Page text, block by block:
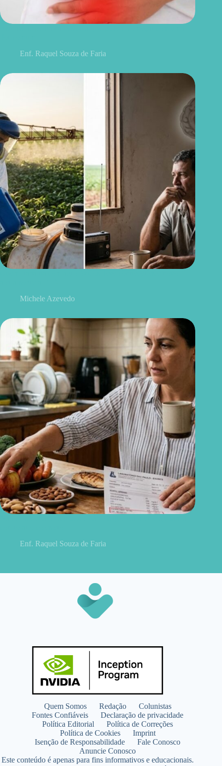
Enf. Raquel Souza de Faria
Michele Azevedo
Enf. Raquel Souza de Faria
Quem Somos Redação
Colunistas
Fontes Confiáveis
Declaração de privacidade
Política Editorial
Política de Correções
Política de Cookies
Imprint
Isenção de Responsabilidade
Fale Conosco
Anuncie Conosco
Este conteúdo é apenas para fins informativos e educacionais.